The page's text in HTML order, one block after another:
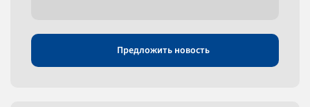
Предложить новость